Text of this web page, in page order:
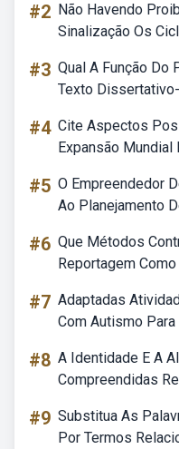
#2 Não Havendo
Sinalização Os
#3 Qual A Função Do
Texto
#4 Cite Aspectos
Expansão
#5 O Empreendedor
Ao Planejamento
#6 Que Métodos
Reportagem
#7 Adaptadas
Com Autismo
#8 A Identidade E A
Compreendidas
#9 Substitua As
Por Termos